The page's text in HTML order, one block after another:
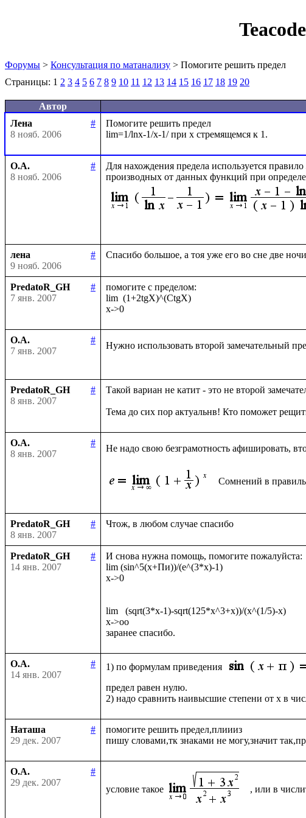
Форумы > Консультация по матанализу > Помогите решить предел
Страницы: 1 2 3 4 5 6 7 8 9 10 11 12 13 14 15 16 17 18 19 20
Автор
Лена
#
8 нояб. 2006
Помогите решить предел
О.А.
#
8 нояб. 2006
Для нахождения предела используется
производных от данных функций при
лена
#
9 нояб. 2006
PredatoR_GH
#
7 янв. 2007
помогите с пределом:
lim  (1+2tgX)^(CtgX)
О.А.
#
7 янв. 2007
Нужно использовать второй замечательный
PredatoR_GH
#
8 янв. 2007
Такой вариан не катит - это не второй
О.А.
#
8 янв. 2007
Не надо свою безграмотность афишировать,
PredatoR_GH
#
8 янв. 2007
PredatoR_GH
#
14 янв. 2007
И снова нужна помощь, помогите пожалуйста:
lim (sin^5(x+Пи))/(е^(3*x)-1)
x->0
lim   (sqrt(3*x-1)-sqrt(125*x^3+x))/(x^(1/5)-x)
x->oo
О.А.
#
14 янв. 2007
1) по формулам приведения
предел равен нулю.
Наташа
#
29 дек. 2007
помогите решить предел,плиииз
О.А.
#
29 дек. 2007
условие такое